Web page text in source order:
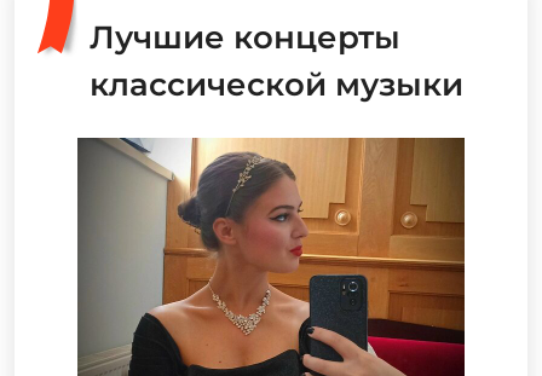
Лучшие концерты
классической музыки